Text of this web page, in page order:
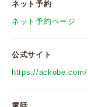
ネット予約
ネット予約ページ
公式サイト
https://ackobe.com/